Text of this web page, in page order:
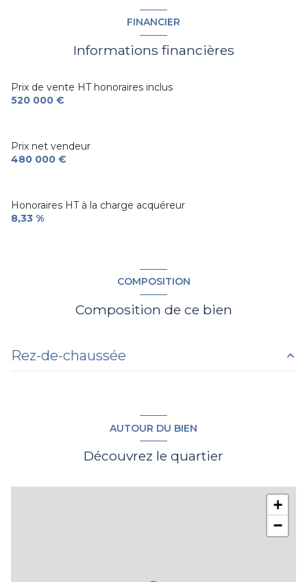
FINANCIER
Informations financières
Prix de vente HT honoraires inclus
520 000 €
Prix net vendeur
480 000 €
Honoraires HT à la charge acquéreur
8,33 %
COMPOSITION
Composition de ce bien
Rez-de-chaussée
AUTOUR DU BIEN
Découvrez le quartier
+
−